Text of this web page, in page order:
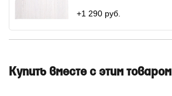
+1 290 руб.
Купить вместе с этим товаром